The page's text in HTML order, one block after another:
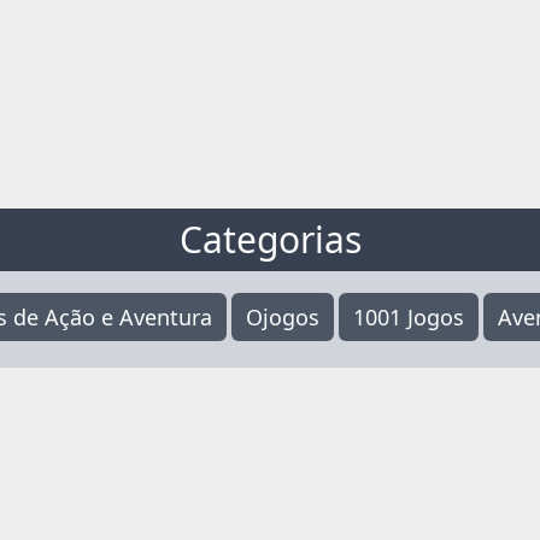
Categorias
de Ação e Aventura Ojogos 1001 Jogos